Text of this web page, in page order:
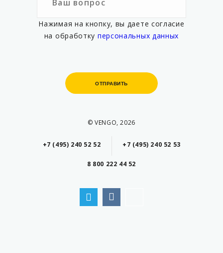
Нажимая на кнопку, вы даете согласие
на обработку персональных данных
ОТПРАВИТЬ
ОТПРАВИТЬ
© VENGO, 2026
+7 (495) 240 52 52 +7 (495) 240 52 53
8 800 222 44 52